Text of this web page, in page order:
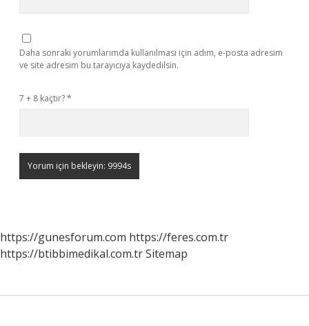
Daha sonraki yorumlarımda kullanılması için adım, e-posta adresim
ve site adresim bu tarayıcıya kaydedilsin.
7 + 8 kaçtır?*
https://gunesforum.com https://feres.com.tr
https://btibbimedikal.com.trSitemap